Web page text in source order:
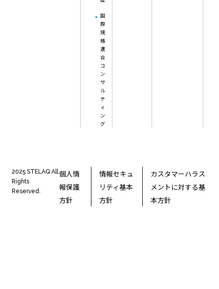
国
際
規
格
適
合
コ
ン
サ
ル
テ
ィ
ン
グ
2025 STELAQ All
Rights
Reserved.
個人情
報保護
方針
情報セキュ
リティ基本
方針
カスタマーハラス
メントに対する基
本方針